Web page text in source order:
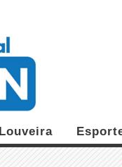
Louveira